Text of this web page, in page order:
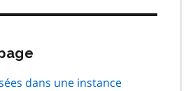
navigation
dans une instance